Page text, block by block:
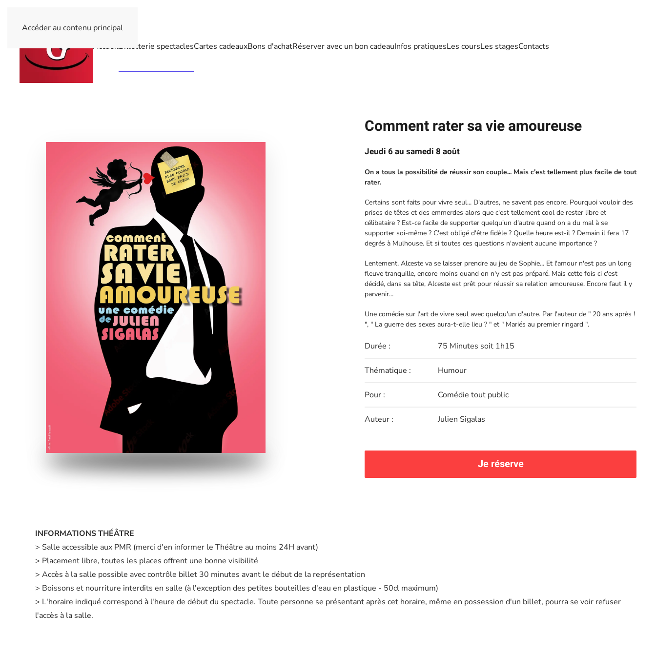
Accéder au contenu principal
AccueilBilletterie spectaclesCartes cadeauxBons d'achatRéserver avec un bon cadeauInfos pratiquesLes coursLes stagesContacts
Comment rater sa vie amoureuse
Jeudi 6 au samedi 8 août
On a tous la possibilité de réussir son couple... Mais c'est tellement plus facile de tout
rater.
Certains sont faits pour vivre seul... D'autres, ne savent pas encore. Pourquoi vouloir des
prises de têtes et des emmerdes alors que c'est tellement cool de rester libre et
célibataire ? Est-ce facile de supporter quelqu'un d'autre quand on a du mal à se
supporter soi-même ? C'est obligé d'être fidèle ? Quelle heure est-il ? Demain il fera 17
degrés à Mulhouse. Et si toutes ces questions n'avaient aucune importance ?
Lentement, Alceste va se laisser prendre au jeu de Sophie... Et l'amour n'est pas un long
fleuve tranquille, encore moins quand on n'y est pas préparé. Mais cette fois ci c'est
décidé, dans sa tête, Alceste est prêt pour réussir sa relation amoureuse. Encore faut il y
parvenir...
Une comédie sur l'art de vivre seul avec quelqu'un d'autre. Par l'auteur de " 20 ans après !
", " La guerre des sexes aura-t-elle lieu ? " et " Mariés au premier ringard ".
Durée : 75 Minutes soit 1h15
Thématique : Humour
Pour : Comédie tout public
Auteur : Julien Sigalas
Je réserve
INFORMATIONS THÉÂTRE
> Salle accessible aux PMR (merci d'en informer le Théâtre au moins 24H avant)
> Placement libre, toutes les places offrent une bonne visibilité
> Accès à la salle possible avec contrôle billet 30 minutes avant le début de la représentation
> Boissons et nourriture interdits en salle (à l'exception des petites bouteilles d'eau en plastique - 50cl maximum)
> L'horaire indiqué correspond à l'heure de début du spectacle. Toute personne se présentant après cet horaire, même en possession d'un billet, pourra se voir refuser
l'accès à la salle.